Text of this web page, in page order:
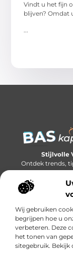
Wij gebruiken
begrijpen hoe u
verbeteren. Deze
het tonen van
sitegebruik. Bekijk
Vindt u het fijn
blijven? Omdat
Stijlvolle
Ontdek trends,
Bericht
Onze